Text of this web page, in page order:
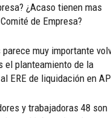
¿Acaso tienen mas
de Empresa?
muy importante
el planteamiento de la
ERE de liquidación en
y trabajadoras 48 son